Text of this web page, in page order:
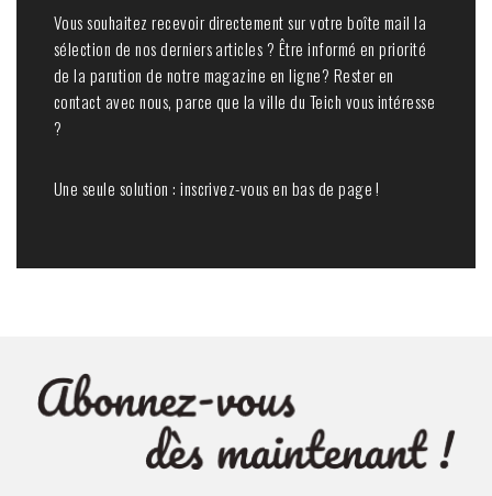
Vous souhaitez recevoir directement sur votre boîte mail la
sélection de nos derniers articles ? Être informé en priorité
de la parution de notre magazine en ligne? Rester en
contact avec nous, parce que la ville du Teich vous intéresse
?
Une seule solution : inscrivez-vous en bas de page !